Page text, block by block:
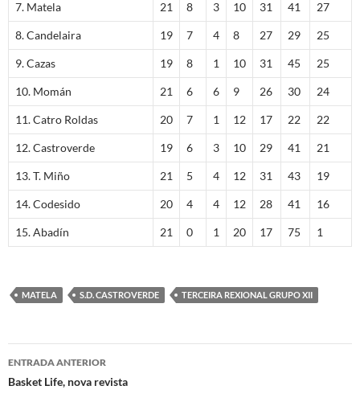
7. Matela 21 8 3 10 31 41 27
8. Candelaira 19 7 4 8 27 29 25
9. Cazas 19 8 1 10 31 45 25
10. Momán 21 6 6 9 26 30 24
11. Catro Roldas 20 7 1 12 17 22 22
12. Castroverde 19 6 3 10 29 41 21
13. T. Miño 21 5 4 12 31 43 19
14. Codesido 20 4 4 12 28 41 16
15. Abadín 21 0 1 20 17 75 1
MATELA S.D. CASTROVERDE TERCEIRA REXIONAL GRUPO XII
Navegación
de
ENTRADA ANTERIOR
Basket Life, nova revista